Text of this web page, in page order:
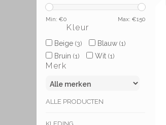
Min: €0 Max: €150
Kleur
Beige (3) Blauw (1)
Bruin (1) Wit (1)
Merk
ALLE PRODUCTEN